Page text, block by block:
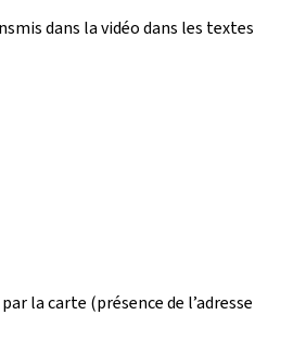
dans la vidéo dans les textes
la carte (présence de l’adresse